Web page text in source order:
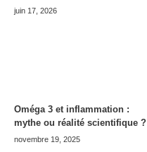
juin 17, 2026
Oméga 3 et inflammation :
mythe ou réalité scientifique ?
novembre 19, 2025